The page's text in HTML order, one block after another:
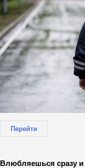
Перейти
Влюбляешься сразу